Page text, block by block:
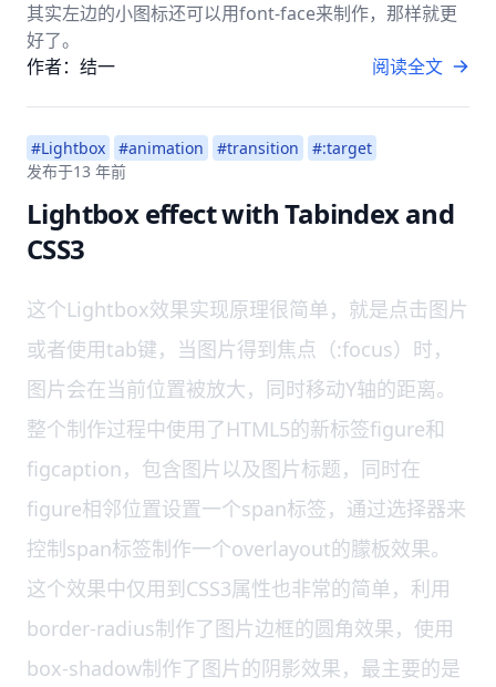
其实左边的小图标还可以用font-face来制作，那样就更
好了。
作者：结一
阅读全文
#Lightbox #animation #transition
#:target
发布于13 年前
Lightbox effect with Tabindex and
CSS3
这个Lightbox效果实现原理很简单，就是点击图片
或者使用tab键，当图片得到焦点（:focus）时，
图片会在当前位置被放大，同时移动Y轴的距离。
整个制作过程中使用了HTML5的新标签figure和
figcaption，包含图片以及图片标题，同时在
figure相邻位置设置一个span标签，通过选择器来
控制span标签制作一个overlayout的朦板效果。
这个效果中仅用到CSS3属性也非常的简单，利用
border-radius制作了图片边框的圆角效果，使用
box-shadow制作了图片的阴影效果，最主要的是